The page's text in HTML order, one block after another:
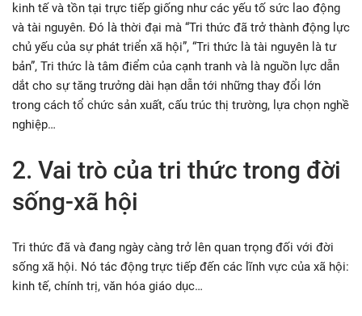
kinh tế và tồn tại trực tiếp giống như các yếu tố sức lao động
và tài nguyên. Đó là thời đại mà “Tri thức đã trở thành động lực
chủ yếu của sự phát triển xã hội”, “Tri thức là tài nguyên là tư
bản”, Tri thức là tâm điểm của cạnh tranh và là nguồn lực dẫn
dắt cho sự tăng trưởng dài hạn dẫn tới những thay đổi lớn
trong cách tổ chức sản xuất, cấu trúc thị trường, lựa chọn nghề
nghiệp…
2. Vai trò của tri thức trong đời
sống-xã hội
Tri thức đã và đang ngày càng trở lên quan trọng đối với đời
sống xã hội. Nó tác động trực tiếp đến các lĩnh vực của xã hội:
kinh tế, chính trị, văn hóa giáo dục…